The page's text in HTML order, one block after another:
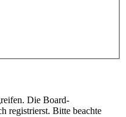
Die Board-
registrierst. Bitte beachte